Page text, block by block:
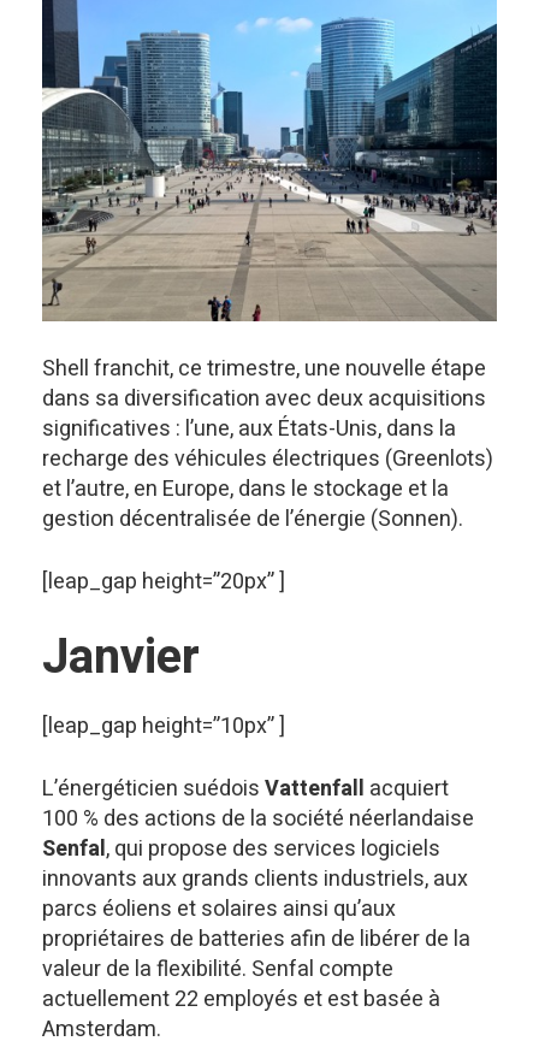
Shell franchit, ce trimestre, une nouvelle étape
dans sa diversification avec deux acquisitions
significatives : l’une, aux États-Unis, dans la
recharge des véhicules électriques (Greenlots)
et l’autre, en Europe, dans le stockage et la
gestion décentralisée de l’énergie (Sonnen).
[leap_gap height=”20px” ]
Janvier
[leap_gap height=”10px” ]
L’énergéticien suédoisVattenfall acquiert
100 % des actions de la société néerlandaise
Senfal, qui propose des services logiciels
innovants aux grands clients industriels, aux
parcs éoliens et solaires ainsi qu’aux
propriétaires de batteries afin de libérer de la
valeur de la flexibilité. Senfal compte
actuellement 22 employés et est basée à
Amsterdam.